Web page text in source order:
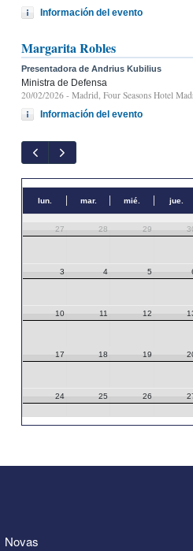
Información del evento
Margarita Robles
Presentadora de Andrius Kubilius
Ministra de Defensa
20/02/2026 - Madrid, Four Seasons Hotel
Información del evento
lun. mar. mié. jue.
27 28 29
3 4 5
10 11 12
17 18 19
24 25 26
Novas